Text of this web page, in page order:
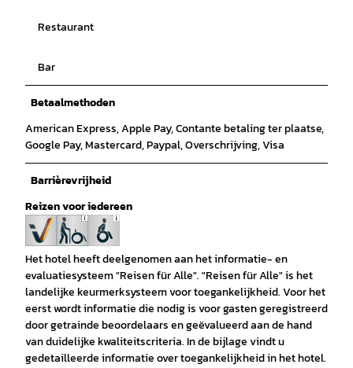
Restaurant
Bar
Betaalmethoden
American Express, Apple Pay, Contante betaling ter plaatse,
Google Pay, Mastercard, Paypal, Overschrijving, Visa
Barrièrevrijheid
Reizen voor iedereen
Het hotel heeft deelgenomen aan het informatie- en
evaluatiesysteem "Reisen für Alle". "Reisen für Alle" is het
landelijke keurmerksysteem voor toegankelijkheid. Voor het
eerst wordt informatie die nodig is voor gasten geregistreerd
door getrainde beoordelaars en geëvalueerd aan de hand
van duidelijke kwaliteitscriteria. In de bijlage vindt u
gedetailleerde informatie over toegankelijkheid in het hotel.